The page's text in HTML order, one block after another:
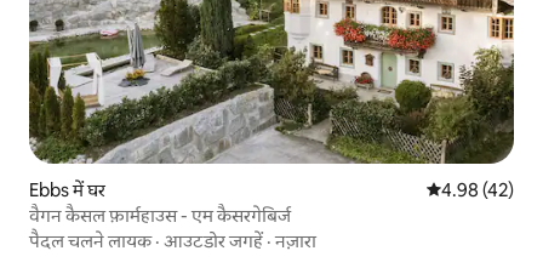
Ebbs में घर औसत रेटिंग 5 में
4.98 (42)
वैगन कैसल फ़ार्महाउस - एम कैसरगेबिर्ज
पैदल चलने लायक· आउटडोर जगहें ·नज़ारा